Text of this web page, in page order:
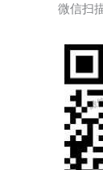
微信扫